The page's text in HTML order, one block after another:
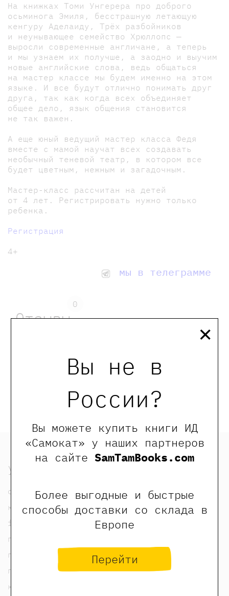
Вы не в
России?
Вы можете купить книги ИД
«Самокат» у наших партнеров
на сайте SamTamBooks.com
Более выгодные и быстрые
способы доставки со склада в
Европе
Перейти
×
На книжках Томи Унгерера про доброго
осьминога Эмиля, бесстрашную летающую
кенгуру Аделаиду, Трёх разбойников
и неунывающее семейство Хрюллопс —
выросли современные англичане, а теперь
и мы узнаем их получше, а заодно и выучим
новые английские слова, ведь общаться
на мастер классе мы будем именно на этом
языке. И все будут отлично понимать друг
друга, так как когда всех объединяет
общее дело, язык общения становится
не так важен.
А еще юный ведущий мастер класса Федя
вместе с мамой научат всех создавать
необычный теневой театр, в котором все
будет цветным, нежным и загадочным.
Мастер-класс рассчитан на детей
от 4 лет. Регистрировать нужно только
ребенка.
Регистрация
4+
мы в телеграмме
Отзывы
0
Оставить отзыв
оставлять только зарегистрированные пользователи
сайта
узнать
о нас
контакты
foreign rights contacts
политика конфиденциальности
публичная оферта
пользовательское соглашение
карта сайта